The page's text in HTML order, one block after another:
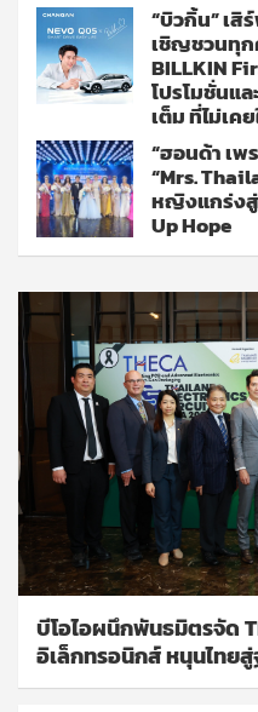
“บิวกิ้น” เ
เชิญชวนทุก
BILLKIN
โปรโมชั่นแ
เต็ม ที่ไม่เค
“ฮอนด้า เ
“Mrs.
หญิงแกร่งสู่
Up Hope
บีโอไอผนึกพันธมิตรจัด
อิเล็กทรอนิกส์ หนุนไทย